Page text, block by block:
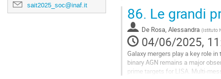
sait2025_soc@inaf.it
Go
to
contribution
page
86. Le grandi
De Rosa, Alessandra (Istituto
04/06/2025,
Galaxy mergers play a key role
binary AGN remains a major
prime targets for LISA. Multi-